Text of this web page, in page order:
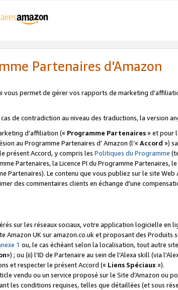
Partenaires d'Amazon
vous permet de gérer vos rapports de marketing
cas de contradiction au niveau des traductions, la version
d’affiliation (« Programme Partenaires» et pour
au Programme Partenaires d’ Amazon (l’« Accord »)
présent Accord, y compris les Politiques du Programme
Partenaires, la Licence PI du Programme Partenaires,
Partenaires). Le contenu que vous publiez sur le site
des commentaires clients en échange d'une
sur les réseaux sociaux, votre application logicielle en
UK sur amazon.co.uk et proposant des Produits
1 ou, le cas échéant selon la localisation, tout autre
») ; ou (ii) l'ID de Partenaire au sein de l'Alexa skill (via
et respecter le présent Accord (« Liens Spéciaux»).
vendu ou un service proposé sur le Site d’Amazon ou
les conditions requises, telles que détaillées (et sous